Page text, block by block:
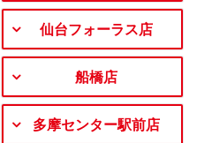
仙台フォーラス店
船橋店
多摩センター駅前店